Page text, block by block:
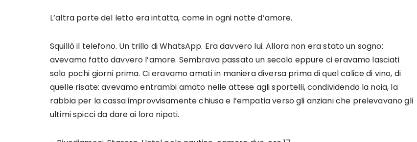
L’altra parte del letto era intatta, come in ogni notte d’amore.
Squillò il telefono. Un trillo di WhatsApp. Era davvero lui. Allora non era stato un sogno:
avevamo fatto davvero l’amore. Sembrava passato un secolo eppure ci eravamo lasciati
solo pochi giorni prima. Ci eravamo amati in maniera diversa prima di quel calice di vino, di
quelle risate: avevamo entrambi amato nelle attese agli sportelli, condividendo la noia, la
rabbia per la cassa improvvisamente chiusa e l’empatia verso gli anziani che prelevavano gli
ultimi spicci da dare ai loro nipoti.